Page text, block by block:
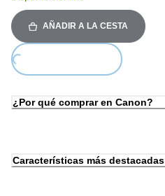
AÑADIR A LA CESTA
¿Por qué comprar en Canon?
Características más destacadas